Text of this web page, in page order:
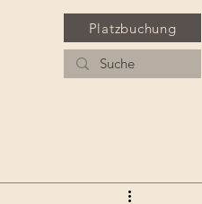
Platzbuchung